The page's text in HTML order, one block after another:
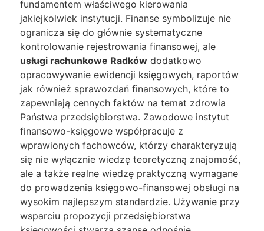
fundamentem właściwego kierowania
jakiejkolwiek instytucji. Finanse symbolizuje nie
ogranicza się do głównie systematyczne
kontrolowanie rejestrowania finansowej, ale
usługi rachunkowe Radków dodatkowo
opracowywanie ewidencji księgowych, raportów
jak również sprawozdań finansowych, które to
zapewniają cennych faktów na temat zdrowia
Państwa przedsiębiorstwa. Zawodowe instytut
finansowo-księgowe współpracuje z
wprawionych fachowców, którzy charakteryzują
się nie wyłącznie wiedzę teoretyczną znajomość,
ale a także realne wiedzę praktyczną wymagane
do prowadzenia księgowo-finansowej obsługi na
wysokim najlepszym standardzie. Używanie przy
wsparciu propozycji przedsiębiorstwa